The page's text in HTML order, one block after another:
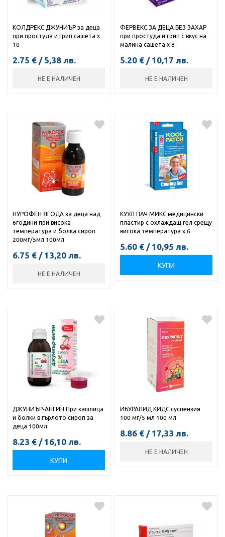
КОЛДРЕКС ДЖУНИЪР за деца
при простуда и грип сашета х
10
2.75 € / 5,38 лв.
НЕ Е НАЛИЧЕН
ФЕРВЕКС ЗА ДЕЦА БЕЗ ЗАХАР
при простуда и грип с вкус на
малина сашета х 8
5.20 € / 10,17 лв.
НЕ Е НАЛИЧЕН
НУРОФЕН ЯГОДА за деца над
6години при висока
температура и болка сироп
200мг/5мл 100мл
6.75 € / 13,20 лв.
НЕ Е НАЛИЧЕН
КУУЛ ПАЧ МИКС медицински
пластир с охлаждащ гел срещу
висока температура x 6
5.60 € / 10,95 лв.
КУПИ
ДЖУНИЪР-АНГИН При кашлица
и болки в гърлото сироп за
деца 100мл
8.23 € / 16,10 лв.
КУПИ
ИБУРАПИД КИДС суспензия
100 мг/5 мл 100 мл
8.86 € / 17,33 лв.
НЕ Е НАЛИЧЕН